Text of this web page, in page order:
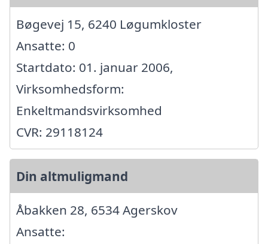
Bøgevej 15, 6240 Løgumkloster
Ansatte: 0
Startdato: 01. januar 2006,
Virksomhedsform:
Enkeltmandsvirksomhed
CVR: 29118124
Din altmuligmand
Åbakken 28, 6534 Agerskov
Ansatte: